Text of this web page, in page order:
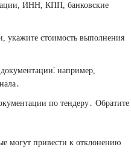
ИНН, КПП, банковские
укажите стоимость выполнения
например,
по тендеру․ Обратите
могут привести к отклонению